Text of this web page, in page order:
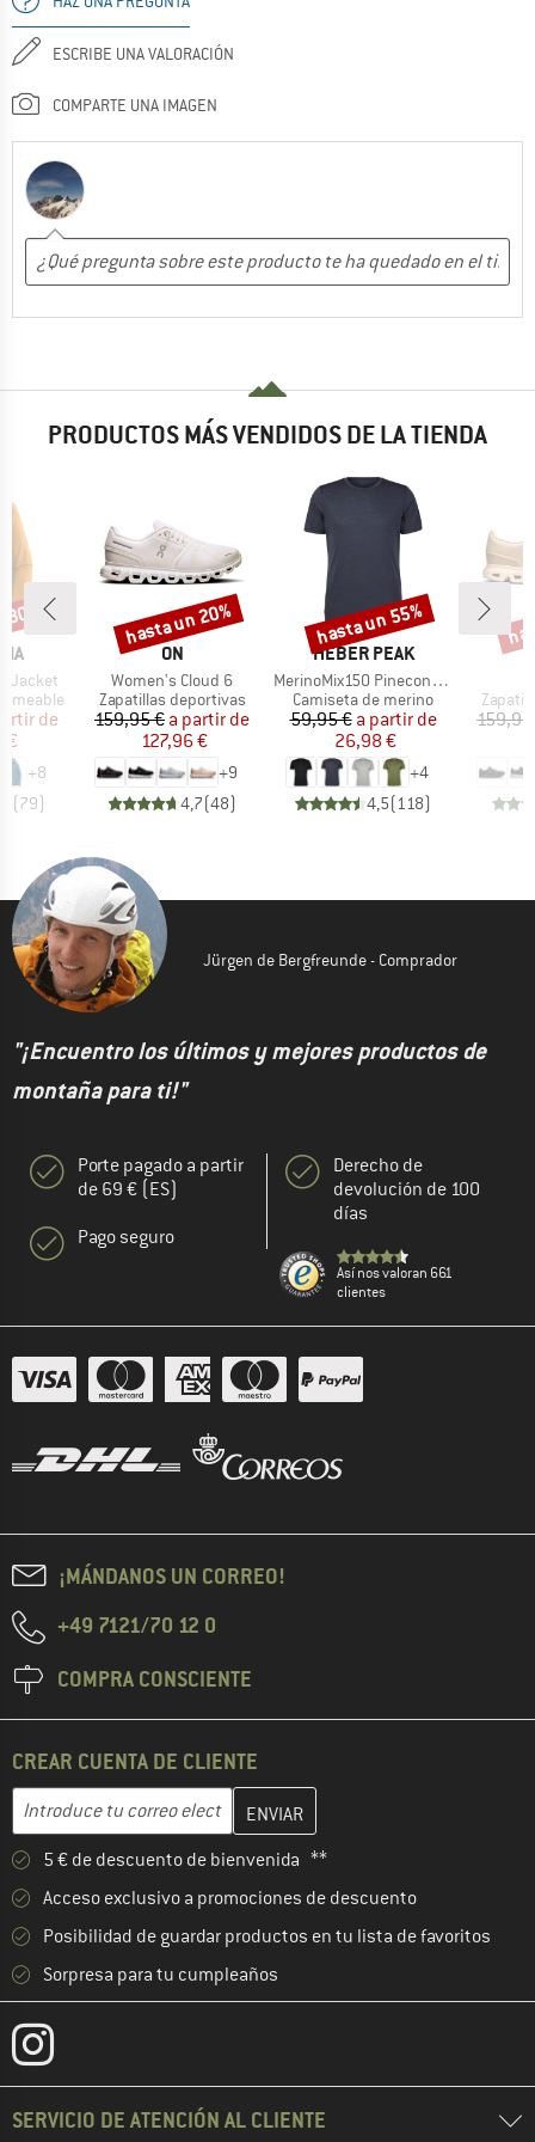
ESCRIBE UNA VALORACIÓN
COMPARTE UNA IMAGEN
PRODUCTOS MÁS VENDIDOS DE LA TIENDA
Jacket
reducido
de
€
+8
(79)
MARCA
ON
Artículo
Women's Cloud 6
Product group
Zapatillas deportivas
Precio
159,95 € Precio reducido
a partir de
127,96 €
+9
4,7(48)
Descuento
hasta un 20%
MARCA
HEBER PEAK
Artículo
MerinoMix150 PineconeHe. II T-Shirt
Product group
Camiseta de merino
Precio
59,95 € Precio reducido
a partir de
26,98 €
+4
4,5(118)
Descuento
hasta un 55%
Jürgen de Bergfreunde - Comprador
"¡Encuentro los últimos y mejores productos de
montaña para ti!"
Porte pagado a partir
de 69 € (ES)
Pago seguro
Derecho de
devolución de 100
días
Así nos valoran 661
clientes
¡MÁNDANOS UN CORREO!
+49 7121/70 12 0
COMPRA CONSCIENTE
CREAR CUENTA DE CLIENTE
Dirección de correo electrónico
Introduce aquí tu dirección de correo electrónico y crea tu
5 € de descuento de bienvenida **
Acceso exclusivo a promociones de descuento
Posibilidad de guardar productos en tu lista de favoritos
Sorpresa para tu cumpleaños
SERVICIO DE ATENCIÓN AL CLIENTE